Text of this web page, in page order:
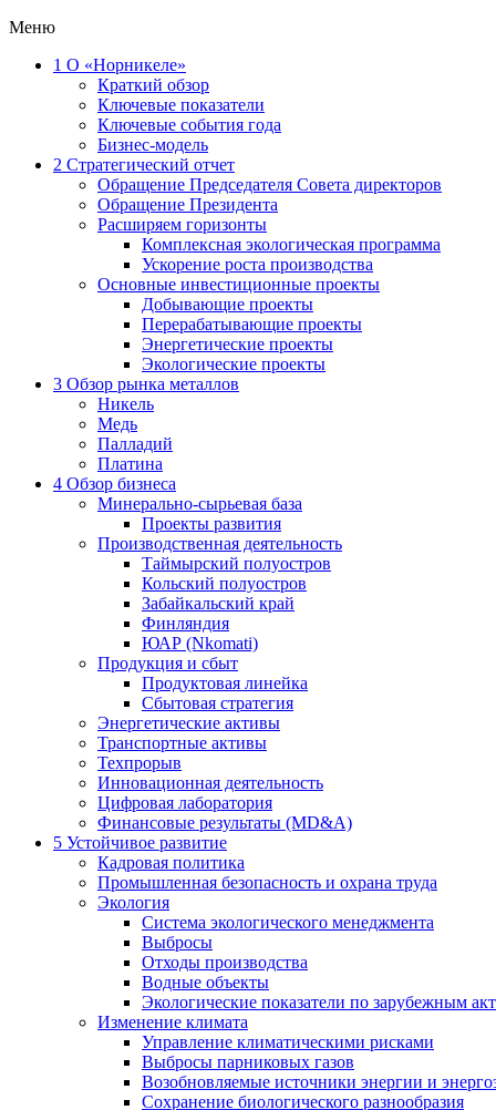
Меню
1 О «Норникеле»
Краткий обзор
Ключевые показатели
Ключевые события года
Бизнес-модель
2 Стратегический отчет
Обращение Председателя Совета директоров
Обращение Президента
Расширяем горизонты
Комплексная экологическая программа
Ускорение роста производства
Основные инвестиционные проекты
Добывающие проекты
Перерабатывающие проекты
Энергетические проекты
Экологические проекты
3 Обзор рынка металлов
Никель
Медь
Палладий
Платина
4 Обзор бизнеса
Минерально-сырьевая база
Проекты развития
Производственная деятельность
Таймырский полуостров
Кольский полуостров
Забайкальский край
Финляндия
ЮАР (Nkomati)
Продукция и сбыт
Продуктовая линейка
Сбытовая стратегия
Энергетические активы
Транспортные активы
Техпрорыв
Инновационная деятельность
Цифровая лаборатория
Финансовые результаты (MD&A)
5 Устойчивое развитие
Кадровая политика
Промышленная безопасность и охрана труда
Экология
Система экологического менеджмента
Выбросы
Отходы производства
Водные объекты
Экологические показатели по зарубежным
Изменение климата
Управление климатическими рисками
Выбросы парниковых газов
Возобновляемые источники энергии и
Сохранение биологического разнообразия